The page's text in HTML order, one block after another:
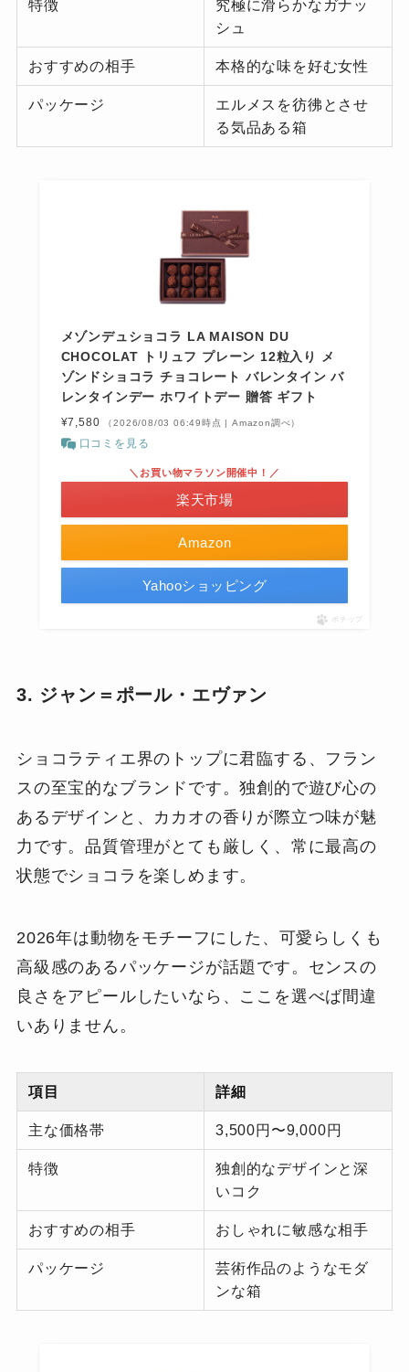
特徴
究極に滑らかなガナッ
シュ
おすすめの相手 本格的な味を好む女性
パッケージ
エルメスを彷彿とさせ
る気品ある箱
メゾンデュショコラ LA MAISON DU
CHOCOLAT トリュフ プレーン 12粒入り メ
ゾンドショコラ チョコレート バレンタイン バ
レンタインデー ホワイトデー 贈答 ギフト
¥7,580 （2026/08/03 06:49時点 | Amazon調べ）
口コミを見る
Amazon
＼お買い物マラソン開催中！／
楽天市場
Yahooショッピング
ポチップ
3. ジャン＝ポール・エヴァン
ショコラティエ界のトップに君臨する、フラン
スの至宝的なブランドです。独創的で遊び心の
あるデザインと、カカオの香りが際立つ味が魅
力です。品質管理がとても厳しく、常に最高の
状態でショコラを楽しめます。
2026年は動物をモチーフにした、可愛らしくも
高級感のあるパッケージが話題です。センスの
良さをアピールしたいなら、ここを選べば間違
いありません。
項目 詳細
主な価格帯 3,500円〜9,000円
特徴
独創的なデザインと深
いコク
おすすめの相手 おしゃれに敏感な相手
パッケージ
芸術作品のようなモダ
ンな箱